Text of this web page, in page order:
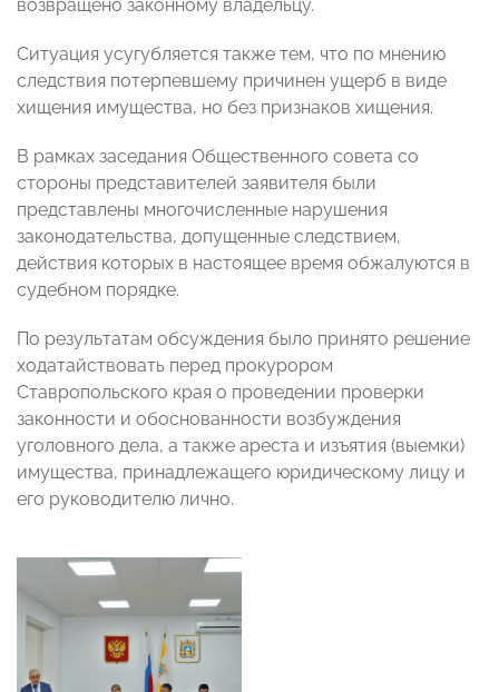
возвращено законному владельцу.
Ситуация усугубляется также тем, что по мнению
следствия потерпевшему причинен ущерб в виде
хищения имущества, но без признаков хищения.
В рамках заседания Общественного совета со
стороны представителей заявителя были
представлены многочисленные нарушения
законодательства, допущенные следствием,
действия которых в настоящее время обжалуются в
судебном порядке.
По результатам обсуждения было принято решение
ходатайствовать перед прокурором
Ставропольского края о проведении проверки
законности и обоснованности возбуждения
уголовного дела, а также ареста и изъятия (выемки)
имущества, принадлежащего юридическому лицу и
его руководителю лично.